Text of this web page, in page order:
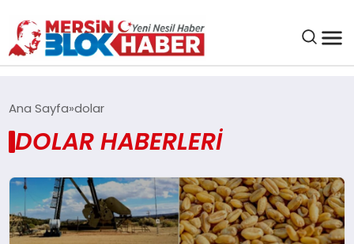
SAĞLIK
ASAYIŞ
EĞITIM
Ana Sayfa dolar
DOLAR HABERLERI